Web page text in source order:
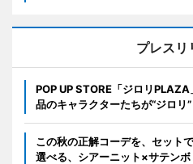
プレスリ
POP UP STORE「ジロリ
品のキャラクターたちが“ジロリ
この秋の正解コーデを、セット
選べる、シアーニット×サテン